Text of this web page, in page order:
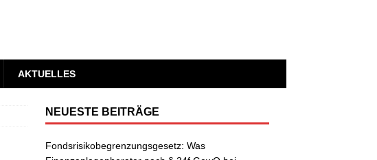
AKTUELLES
NEUESTE BEITRÄGE
Fondsrisikobegrenzungsgesetz: Was